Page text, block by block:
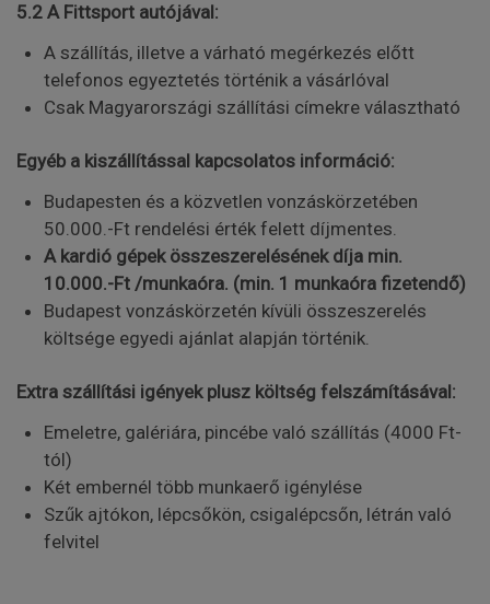
5.2 A Fittsport autójával:
A szállítás, illetve a várható megérkezés előtt
telefonos egyeztetés történik a vásárlóval
Csak Magyarországi szállítási címekre választható
Egyéb a kiszállítással kapcsolatos információ:
Budapesten és a közvetlen vonzáskörzetében
50.000.-Ft rendelési érték felett díjmentes.
A kardió gépek összeszerelésének díja min.
10.000.-Ft /munkaóra. (min. 1 munkaóra fizetendő)
Budapest vonzáskörzetén kívüli összeszerelés
költsége egyedi ajánlat alapján történik.
Extra szállítási igények plusz költség felszámításával:
Emeletre, galériára, pincébe való szállítás (4000 Ft-
tól)
Két embernél több munkaerő igénylése
Szűk ajtókon, lépcsőkön, csigalépcsőn, létrán való
felvitel